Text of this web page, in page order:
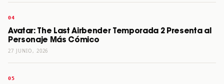
Avatar: The Last Airbender Temporada 2 Presenta al
Personaje Más Cómico
27 JUNIO, 2026